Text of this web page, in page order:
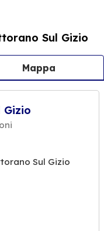
Sul Gizio
Mappa
Gizio
Sul Gizio